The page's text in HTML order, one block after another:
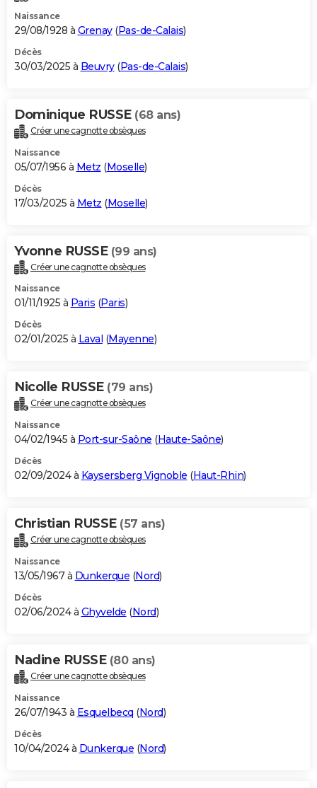
Naissance
29/08/1928 à Grenay(Pas-de-Calais)
Décès
30/03/2025 à Beuvry(Pas-de-Calais)
Dominique RUSSE (68 ans)
Créer une cagnotte obsèques
Naissance
05/07/1956 à Metz (Moselle)
Décès
17/03/2025 à Metz (Moselle)
Yvonne RUSSE (99 ans)
Créer une cagnotte obsèques
Naissance
01/11/1925 à Paris (Paris)
Décès
02/01/2025 à Laval (Mayenne)
Nicolle RUSSE (79 ans)
Créer une cagnotte obsèques
Naissance
04/02/1945 à Port-sur-Saône (Haute-Saône)
Décès
02/09/2024 à Kaysersberg Vignoble (Haut-Rhin)
Christian RUSSE (57 ans)
Créer une cagnotte obsèques
Naissance
13/05/1967 à Dunkerque (Nord)
Décès
02/06/2024 à Ghyvelde (Nord)
Nadine RUSSE (80 ans)
Créer une cagnotte obsèques
Naissance
26/07/1943 à Esquelbecq (Nord)
Décès
10/04/2024 à Dunkerque (Nord)